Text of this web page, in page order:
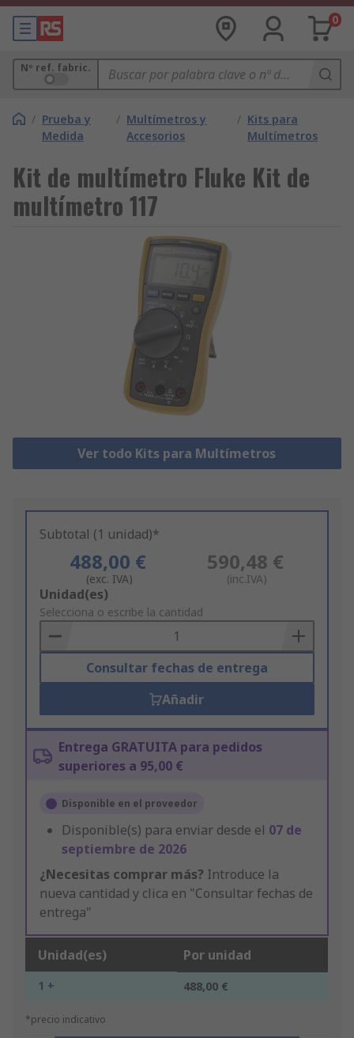
0
Nº ref. fabric.
/ Prueba y
Medida
/ Multímetros y
Accesorios
/ Kits para
Multímetros
Kit de multímetro Fluke Kit de
multímetro 117
Ver todo Kits para Multímetros
Subtotal (1 unidad)*
488,00 €
(exc. IVA)
590,48 €
(inc.IVA)
Add
to
Basket
Unidad(es)
Selecciona o escribe la cantidad
Consultar fechas de entrega
Añadir
Entrega GRATUITA para pedidos
superiores a 95,00 €
Disponible en el proveedor
Disponible(s) para enviar desde el 07 de
septiembre de 2026
¿Necesitas comprar más? Introduce la
nueva cantidad y clica en "Consultar fechas de
entrega"
Unidad(es) Por unidad
1 + 488,00 €
*precio indicativo